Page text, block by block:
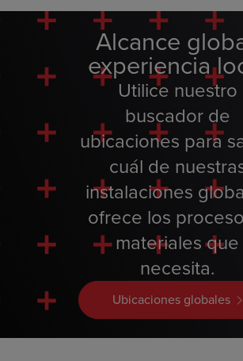
Alcance
experiencia
Utilice nuestro
buscador de
ubicaciones para
cuál de
instalaciones
ofrece los
materiales que
necesita.
Ubicaciones globales